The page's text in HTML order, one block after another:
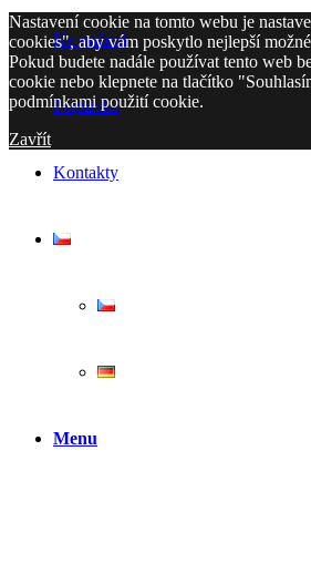
Ke stažení
Poptávka
Kontakty
Menu
Nastavení cookie na tomto webu je
cookies", aby vám poskytlo nejlepší
Pokud budete nadále používat tento web
cookie nebo klepnete na tlačítko
podmínkami použití cookie.
Zavřít